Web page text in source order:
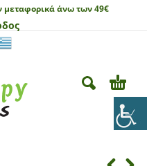
μεταφορικά άνω των 49€